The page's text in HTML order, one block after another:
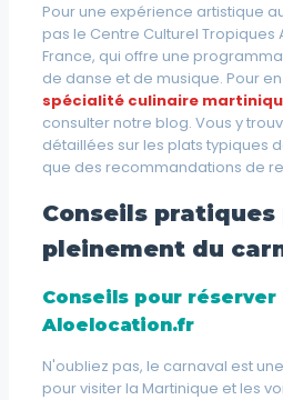
Pour une expérience artistique
pas le Centre Culturel Tropiques
France, qui offre une
de danse et de musique. Pour
spécialité culinaire
consulter notre blog. Vous y
détaillées sur les plats typiques
que des recommandations de
Conseils
pleinement du
Conseils pour
Aloelocation.fr
N'oubliez pas, le carnaval est
pour visiter la Martinique et les